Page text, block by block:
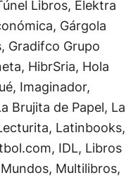
Libros, Elektra
Gárgola
Gradifco Grupo
HibrSria, Hola
Imaginador,
Brujita de Papel, La
Latinbooks,
IDL, Libros
Multilibros,